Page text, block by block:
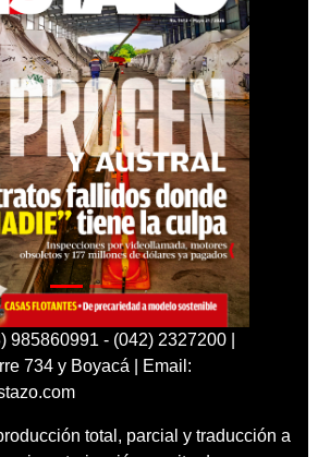
985860991 - (042) 2327200 |
734 y Boyacá | Email:
total, parcial y traducción a